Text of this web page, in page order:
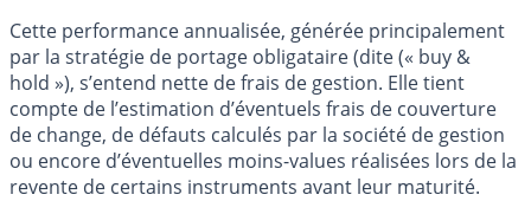
Cette performance annualisée, générée principalement
par la stratégie de portage obligataire (dite (« buy &
hold »), s’entend nette de frais de gestion. Elle tient
compte de l’estimation d’éventuels frais de couverture
de change, de défauts calculés par la société de gestion
ou encore d’éventuelles moins-values réalisées lors de la
revente de certains instruments avant leur maturité.